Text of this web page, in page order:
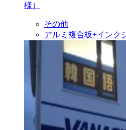
様）
その他
アルミ複合板+インク